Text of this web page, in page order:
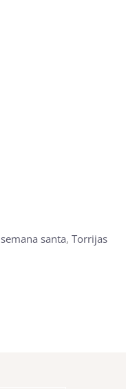
semana santa, Torrijas